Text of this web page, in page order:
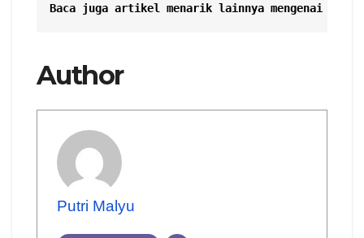
Baca juga artikel menarik lainnya mengenai
Author
Putri Malyu